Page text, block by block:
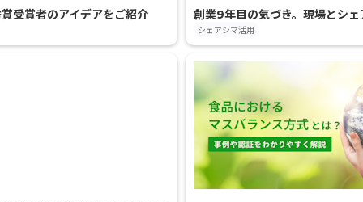
受賞者のアイデアをご紹介 創業9年目の気づき。現場とシ
シェアシマ活用